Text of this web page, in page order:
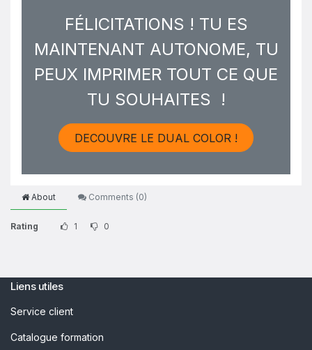
FÉLICITATIONS ! TU ES
MAINTENANT AUTONOME, TU
PEUX IMPRIMER TOUT CE QUE
TU SOUHAITES !
DECOUVRE LE DUAL COLOR !
About Comments (0)
Rating 1 0
Liens utiles
Service client
Catalogue formation